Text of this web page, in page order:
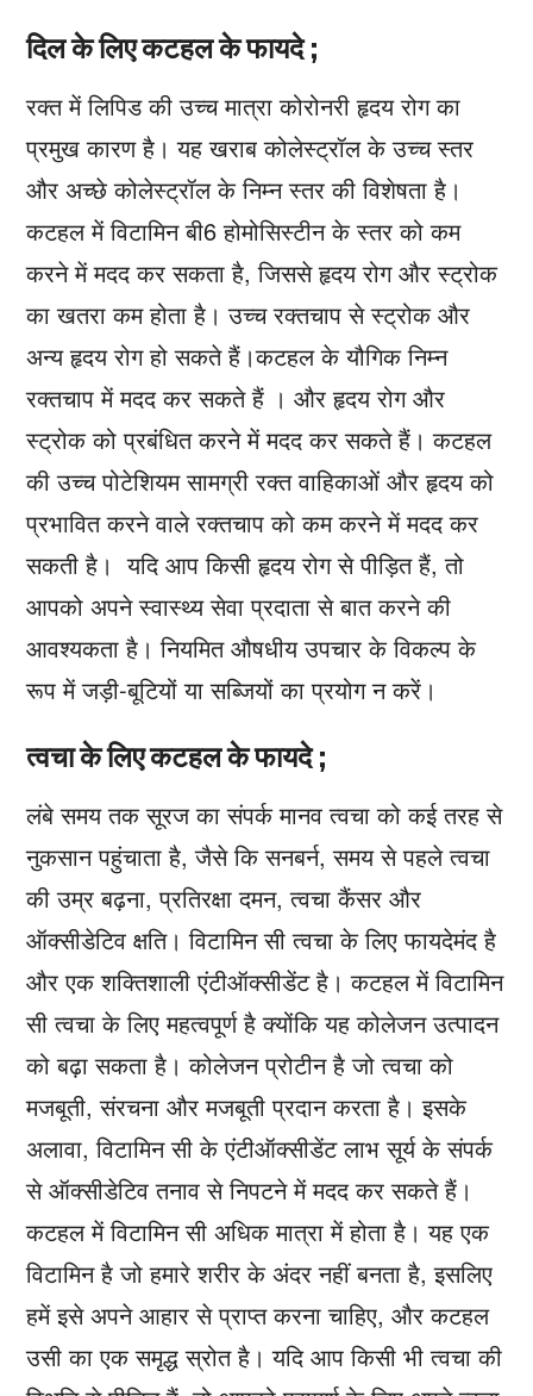
दिल के लिए कटहल के फायदे ;
रक्त में लिपिड की उच्च मात्रा कोरोनरी हृदय रोग का
प्रमुख कारण है। यह खराब कोलेस्ट्रॉल के उच्च स्तर
और अच्छे कोलेस्ट्रॉल के निम्न स्तर की विशेषता है।
कटहल में विटामिन बी6 होमोसिस्टीन के स्तर को कम
करने में मदद कर सकता है, जिससे हृदय रोग और स्ट्रोक
का खतरा कम होता है। उच्च रक्तचाप से स्ट्रोक और
अन्य हृदय रोग हो सकते हैं।कटहल के यौगिक निम्न
रक्तचाप में मदद कर सकते हैं । और हृदय रोग और
स्ट्रोक को प्रबंधित करने में मदद कर सकते हैं। कटहल
की उच्च पोटेशियम सामग्री रक्त वाहिकाओं और हृदय को
प्रभावित करने वाले रक्तचाप को कम करने में मदद कर
सकती है। यदि आप किसी हृदय रोग से पीड़ित हैं, तो
आपको अपने स्वास्थ्य सेवा प्रदाता से बात करने की
आवश्यकता है। नियमित औषधीय उपचार के विकल्प के
रूप में जड़ी-बूटियों या सब्जियों का प्रयोग न करें।
त्वचा के लिए कटहल के फायदे ;
लंबे समय तक सूरज का संपर्क मानव त्वचा को कई तरह से
नुकसान पहुंचाता है, जैसे कि सनबर्न, समय से पहले त्वचा
की उम्र बढ़ना, प्रतिरक्षा दमन, त्वचा कैंसर और
ऑक्सीडेटिव क्षति। विटामिन सी त्वचा के लिए फायदेमंद है
और एक शक्तिशाली एंटीऑक्सीडेंट है। कटहल में विटामिन
सी त्वचा के लिए महत्वपूर्ण है क्योंकि यह कोलेजन उत्पादन
को बढ़ा सकता है। कोलेजन प्रोटीन है जो त्वचा को
मजबूती, संरचना और मजबूती प्रदान करता है। इसके
अलावा, विटामिन सी के एंटीऑक्सीडेंट लाभ सूर्य के संपर्क
से ऑक्सीडेटिव तनाव से निपटने में मदद कर सकते हैं।
कटहल में विटामिन सी अधिक मात्रा में होता है। यह एक
विटामिन है जो हमारे शरीर के अंदर नहीं बनता है, इसलिए
हमें इसे अपने आहार से प्राप्त करना चाहिए, और कटहल
उसी का एक समृद्ध स्रोत है। यदि आप किसी भी त्वचा की